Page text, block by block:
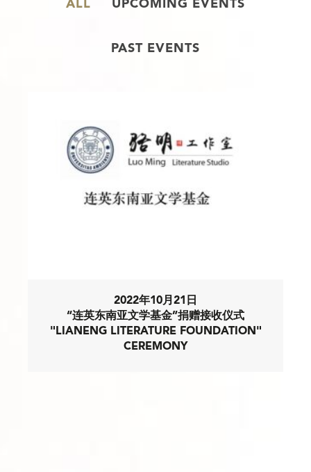
ALL UPCOMING EVENTS
PAST EVENTS
2022年10月21日
“连英东南亚文学基金”捐赠接收仪式
"LIANENG LITERATURE FOUNDATION"
CEREMONY